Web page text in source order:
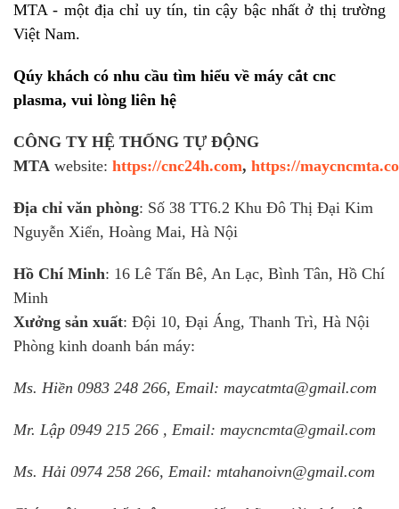
MTA - một địa chỉ uy tín, tin cậy bậc nhất ở thị trường
Việt Nam.
Qúy khách có nhu cầu tìm hiểu về máy cắt cnc
plasma, vui lòng liên hệ
CÔNG TY HỆ THỐNG TỰ ĐỘNG
MTA website: https://cnc24h.com, https://
Địa chỉ văn phòng: Số 38 TT6.2 Khu Đô Thị Đại Kim
Nguyễn Xiển, Hoàng Mai, Hà Nội
Hồ Chí Minh: 16 Lê Tấn Bê, An Lạc, Bình Tân, Hồ Chí
Minh
Xưởng sản xuất: Đội 10, Đại Áng, Thanh Trì, Hà Nội
Phòng kinh doanh bán máy:
Ms. Hiền 0983 248 266, Email: maycatmta@gmail.com
Mr. Lập 0949 215 266 , Email: maycncmta@gmail.com
Ms. Hải 0974 258 266, Email: mtahanoivn@gmail.com